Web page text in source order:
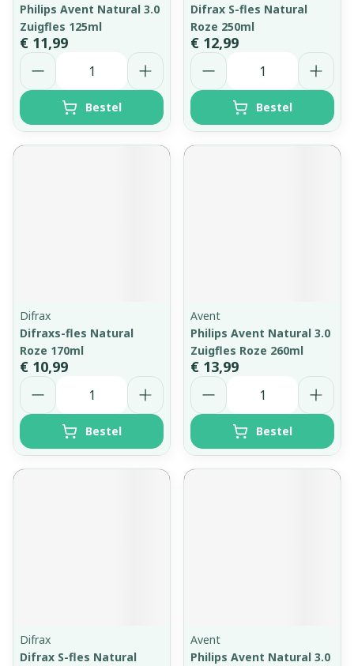
Philips Avent Natural 3.0
Zuigfles 125ml
€ 11,99
Aantal
Bestel
Difrax S-fles Natural
Roze 250ml
€ 12,99
Aantal
Bestel
Difrax
Difraxs-fles Natural
Roze 170ml
€ 10,99
Aantal
Bestel
Avent
Philips Avent Natural 3.0
Zuigfles Roze 260ml
€ 13,99
Aantal
Bestel
Difrax
Difrax S-fles Natural
Avent
Philips Avent Natural 3.0